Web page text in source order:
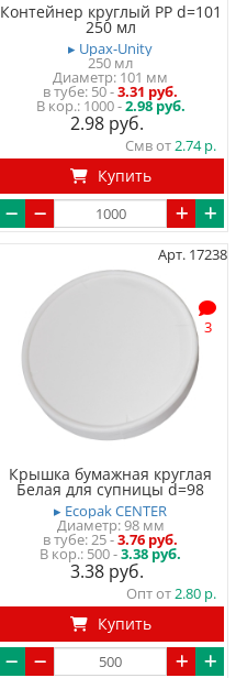
Контейнер круглый PP d=101
250 мл
▸ Upax-Unity
250 мл
Диаметр: 101 мм
в тубе 50-3.31 руб.
1000 -2.98 руб.
2.98
Смв от2.74
Купить
Арт. 17238
3
Крышка бумажная круглая
Белая для супницы d=98
▸ Ecopak CENTER
Диаметр: 98 мм
в тубе 25-3.76 руб.
500 -3.38 руб.
3.38
Опт от2.80
Купить